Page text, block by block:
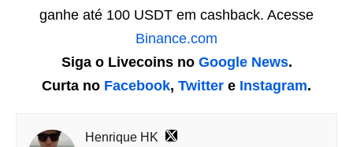
ganhe até 100 USDT em cashback. Acesse
Binance.com
Siga o Livecoins no Google News.
Curta no Facebook, Twitter e Instagram.
Henrique HK